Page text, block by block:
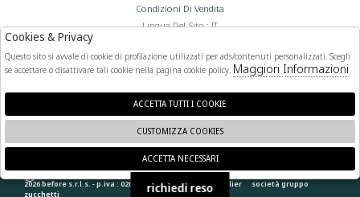
Condizioni Di Vendita
Lingua Del Sito : IT
FOLLOW US
2026 before s.r.l.s. - p.iva : 02066400892 powered by atelier società gruppo
zucchetti
🍪
richiedi reso
Cookies & Privacy
Questo sito si avvale di cookie di profilazione utilizzati per ads/contenuti personalizzati. Scegli
se accettare o disattivare tali cookie nella pagina cookie policy. Maggiori Informazioni
ACCETTA TUTTI I COOKIE
CUSTOMIZZA COOKIES
ACCETTA NECESSARI